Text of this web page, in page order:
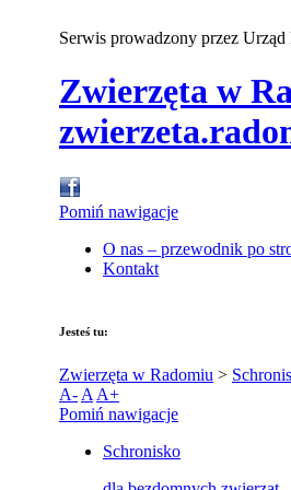
Serwis prowadzony przez
Zwierzęta w
Pomiń nawigacje
O nas – przewodnik po
Kontakt
Jesteś tu:
Zwierzęta w Radomiu >
A- A A+
Pomiń nawigacje
Schronisko